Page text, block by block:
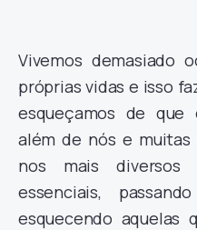
Vivemos demasiado
próprias vidas e isso
esqueçamos de que
além de nós e muitas
nos mais
essenciais,
esquecendo aquelas